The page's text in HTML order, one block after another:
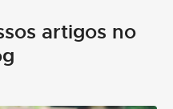
artigos no